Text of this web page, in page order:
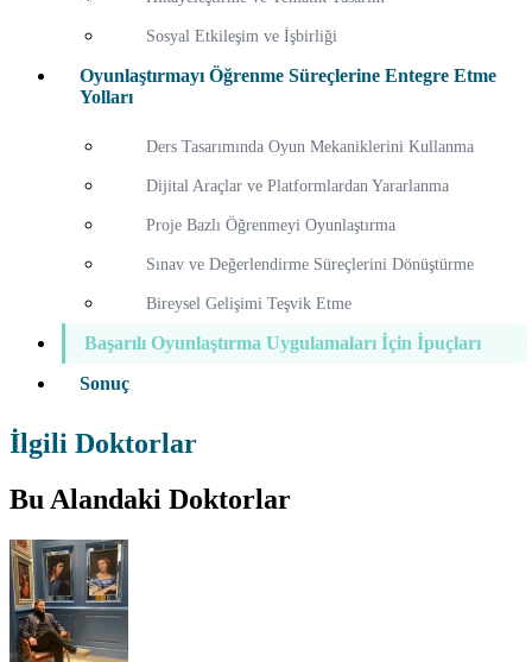
Sosyal Etkileşim ve İşbirliği
Oyunlaştırmayı Öğrenme Süreçlerine Entegre Etme
Yolları
Ders Tasarımında Oyun Mekaniklerini Kullanma
Dijital Araçlar ve Platformlardan Yararlanma
Proje Bazlı Öğrenmeyi Oyunlaştırma
Sınav ve Değerlendirme Süreçlerini Dönüştürme
Bireysel Gelişimi Teşvik Etme
Başarılı Oyunlaştırma Uygulamaları İçin İpuçları
Sonuç
İlgili Doktorlar
Bu Alandaki Doktorlar